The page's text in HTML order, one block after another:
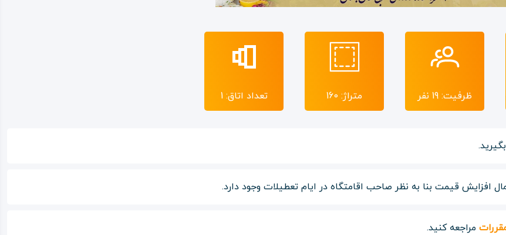
ظرفیت: 19 نفر متراژ: 160 تعداد اتاق: 1
قیمت بنا به نظر صاحب اقامتگاه در ایام تعطیلات وجود دارد.
مراجعه کنید.